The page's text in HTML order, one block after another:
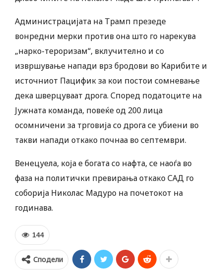
Администрацијата на Трамп презеде
вонредни мерки против она што го нарекува
„нарко-тероризам“, вклучително и со
извршување напади врз бродови во Карибите и
источниот Пацифик за кои постои сомневање
дека шверцуваат дрога. Според податоците на
Јужната команда, повеќе од 200 лица
осомничени за трговија со дрога се убиени во
такви напади откако почнаа во септември.
Венецуела, која е богата со нафта, се наоѓа во
фаза на политички превирања откако САД го
соборија Николас Мадуро на почетокот на
годинава.
144
Сподели